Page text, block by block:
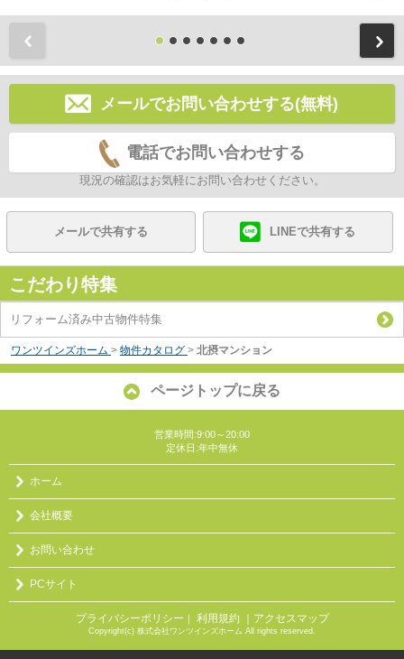
メールでお問い合わせする(無料)
電話でお問い合わせする
現況の確認はお気軽にお問い合わせください。
メールで共有する LINEで共有する
こだわり特集
リフォーム済み中古物件特集
ワンツインズホーム > 物件カタログ > 北摂マンション
ページトップに戻る
営業時間:9:00～20:00
定休日:年中無休
ホーム
会社概要
お問い合わせ
PCサイト
プライバシーポリシー 利用規約 ｜アクセスマップ
Copyright(c) 株式会社ワンツインズホーム All rights reserved.